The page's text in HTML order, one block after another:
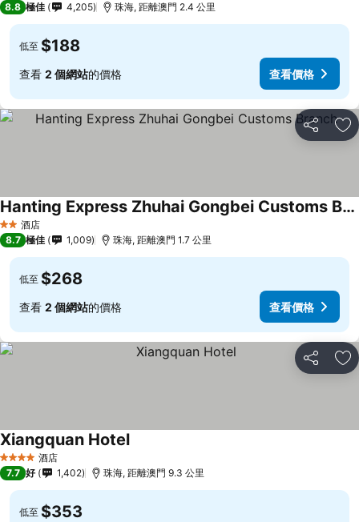
8.8 極佳 4,205 珠海, 距離澳門 2.4 公里
低至 $188
查看 2 個網站的價格 查看價格
分享 放
2 星級酒店
Hanting Express Zhuhai Gongbei Customs Branch
查看價格
8.7 極佳 1,009 珠海, 距離澳門 1.7 公里
低至 $268
查看 2 個網站的價格 查看價格
分享 放
4 星級 酒店
Xiangquan Hotel查看價格
7.7 好 1,402 珠海, 距離澳門 9.3 公里
低至 $353